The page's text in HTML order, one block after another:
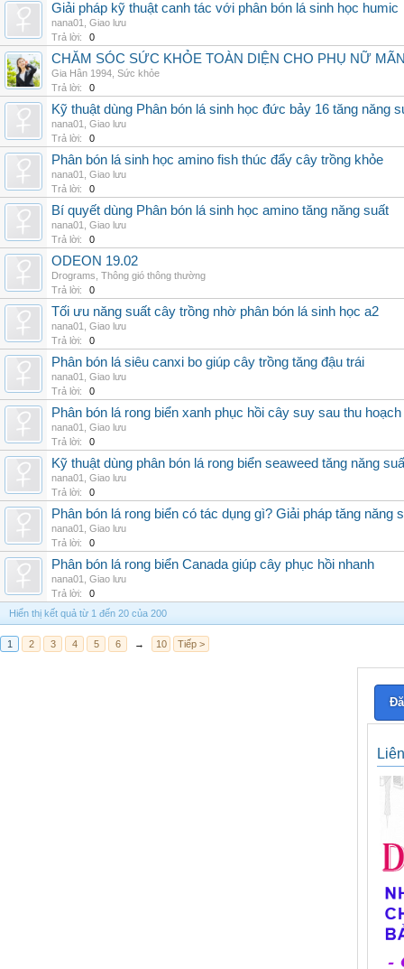
Giải pháp kỹ thuật canh tác với phân bón lá sinh học humic
nana01
Giao lưu
Trả lời:
0
CHĂM SÓC SỨC KHỎE TOÀN DIỆN CHO PHỤ NỮ
Gia Hân 1994 Sức khỏe
Trả lời:
0
Kỹ thuật dùng Phân bón lá sinh học đức bảy 16 tăng năng
nana01
Giao lưu
Trả lời:
0
Phân bón lá sinh học amino fish thúc đẩy cây trồng khỏe
nana01
Giao lưu
Trả lời:
0
Bí quyết dùng Phân bón lá sinh học amino tăng năng suất
nana01
Giao lưu
Trả lời:
0
ODEON 19.02
Drograms Thông gió thông thường
Trả lời:
0
Tối ưu năng suất cây trồng nhờ phân bón lá sinh học a2
nana01
Giao lưu
Trả lời:
0
Phân bón lá siêu canxi bo giúp cây trồng tăng đậu trái
nana01
Giao lưu
Trả lời:
0
Phân bón lá rong biển xanh phục hồi cây suy sau thu hoạch
nana01
Giao lưu
Trả lời:
0
Kỹ thuật dùng phân bón lá rong biển seaweed tăng năng
nana01
Giao lưu
Trả lời:
0
Phân bón lá rong biển có tác dụng gì? Giải pháp tăng năng
nana01
Giao lưu
Trả lời:
0
Phân bón lá rong biển Canada giúp cây phục hồi nhanh
nana01
Giao lưu
Trả lời:
0
Hiển thị kết quả từ 1 đến 20 của 200
1 2 3 4 5 6 → 10 Tiếp >